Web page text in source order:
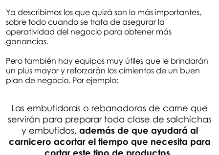
Ya describimos los que quizá son lo más importantes,
sobre todo cuando se trata de asegurar la
operatividad del negocio para obtener más
ganancias.
Pero también hay equipos muy útiles que le brindarán
un plus mayor y reforzarán los cimientos de un buen
plan de negocio. Por ejemplo:
Las embutidoras o rebanadoras de carne que
servirán para preparar toda clase de salchichas
y embutidos, además de que ayudará al
carnicero acortar el tiempo que necesita para
cortar este tipo de productos.